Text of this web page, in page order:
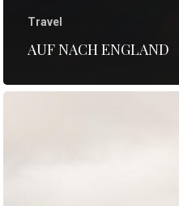
Travel
AUF NACH ENGLAND